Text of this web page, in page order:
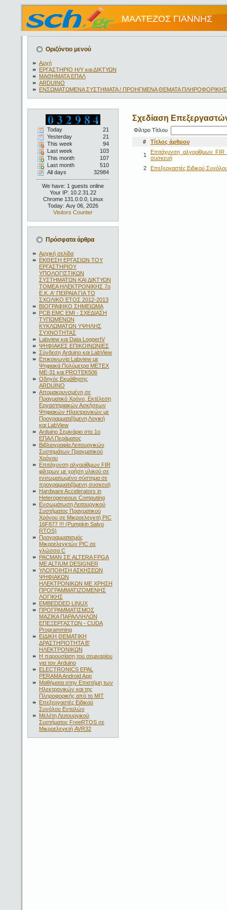
ΜΑΛΤΕΖΟΣ ΓΙΑΝΝΗΣ
Οριζόντιο μενού
Αρχή
ΕΡΓΑΣΤΗΡΙΟ Η/Υ και ΔΙΚΤΥΩΝ
ΜΑΘΗΜΑΤΑ ΕΠΑΛ
ARDUINO
ΕΝΣΩΜΑΤΩΜΕΝΑ ΣΥΣΤΗΜΑΤΑ / ΠΡΟΗΓΜΕΝΑ ΘΕΜΑΤΑ ΠΛΗΡΟΦΟΡΙΚΗΣ
Today
21
Yesterday
21
This week
94
Last week
103
This month
107
Last month
510
All days
32984
We have: 1 guests online
Your IP: 10.2.31.22
Chrome 131.0.0.0, Linux
Today: Αυγ 06, 2026
Visitors Counter
Πρόσφατα άρθρα
Αρχική σελίδα
ΕΚΘΕΣΗ ΕΡΓΑΣΙΩΝ ΤΟΥ
ΕΡΓΑΣΤΗΡΙΟΥ
ΥΠΟΛΟΓΙΣΤΙΚΩΝ
ΣΥΣΤΗΜΑΤΩΝ ΚΑΙ ΔΙΚΤΥΩΝ
ΤΟΜΕΑ ΗΛΕΚΤΡΟΝΙΚΗΣ 7ο
Ε.Κ. Α' ΠΕΙΡΑΙΑ ΓΙΑ ΤΟ
ΣΧΟΛΙΚΟ ΕΤΟΣ 2012-2013
ΒΙΟΓΡΑΦΙΚΟ ΣΗΜΕΙΩΜΑ
PCB EMC EMI - ΣΧΕΔΙΑΣΗ
ΤΥΠΩΜΕΝΩΝ
ΚΥΚΛΩΜΑΤΩΝ ΥΨΗΛΗΣ
ΣΥΧΝΟΤΗΤΑΣ
Labview και Data LoggerIV
ΨΗΦΙΑΚΕΣ ΕΠΙΚΟΙΝΩΝΙΕΣ
Σύνδεση Arduino και LabView
Επικοινωνία Labview με
Ψηφιακά Πολύμετρα METEX
ME-31 και PROTEK506
Οδηγός Εκμάθησης
ARDUINO
Απομακρυνσμένη σε
Πραγματικό Χρόνο, Εκτέλεση
Εργαστηριακών Ασκήσεων
Ψηφιακών Ηλεκτρονικών με
Προγραμματιζόμενη Λογική
και LabView
Arduino Σεμινάριο στο 1ο
ΕΠΑΛ Περάματος
Βιβλιογραφία Λειτουργικών
Συστημάτων Πραγματικού
Χρόνου
Επιτάχυνση αλγορίθμων FIR
φίλτρων με χρήση υλικού σε
ενσωματωμένο σύστημα σε
προγραμματιζόμενη συσκευή
Hardware Accelerators in
Heterogeneous Computing
Ενσωμάτωση Λειτουργικού
Συστήματος Πραγματικού
Χρόνου σε Μικροελεγκτή PIC
16F877 !!! (Pumpkin Salvo
RTOS)
Προγραμματισμός
Μικροελεγκτών PIC σε
γλώσσα C
PACMAN ΣΕ ALTERA FPGA
ME ALTIUM DESIGNER
ΥΛΟΠΟΙΗΣΗ ΑΣΚΗΣΕΩΝ
ΨΗΦΙΑΚΩΝ
ΗΛΕΚΤΡΟΝΙΚΩΝ ΜΕ ΧΡΗΣΗ
ΠΡΟΓΡΑΜΜΑΤΙΖΟΜΕΝΗΣ
ΛΟΓΙΚΗΣ
EMBEDDED LINUX
ΠΡΟΓΡΑΜΜΑΤΙΣΜΟΣ
ΜΑΖΙΚΑ ΠΑΡΑΛΛΗΛΩΝ
ΕΠΕΞΕΡΓΑΣΤΩΝ - CUDA
Programming
ΕΙΔΙΚΗ ΘΕΜΑΤΙΚΗ
ΔΡΑΣΤΗΡΙΟΤΗΤΑ Β'
ΗΛΕΚΤΡΟΝΙΚΩΝ
Η παρουσίαση του σεμιναρίου
για τον Arduino
ELECTRONICS EPAL
PERAMA Android App
Μαθήματα στην Επιστήμη των
Ηλεκτρονικών και της
Πληροφορικής από το ΜΙΤ
Επεξεργαστές Ειδικού
Συνόλου Εντολών
Μελέτη Λειτουργικού
Συστήματος FreeRTOS σε
Μικροελεγκτή AVR32
Σχεδίαση
Φίλτρο Τίτλου
#
Τίτλος άρθρου
1
Επιτάχυνση αλγορίθμων
συσκευή
2
Επεξεργαστές Ειδικού